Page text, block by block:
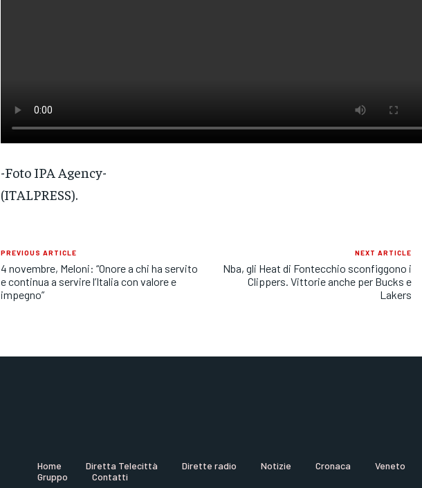
-Foto IPA Agency-
(ITALPRESS).
PREVIOUS ARTICLE
4 novembre, Meloni: “Onore a chi ha servito
e continua a servire l’Italia con valore e
impegno”
NEXT ARTICLE
Nba, gli Heat di Fontecchio sconfiggono i
Clippers. Vittorie anche per Bucks e
Lakers
Home Diretta Telecittà Dirette radio Notizie Cronaca Veneto
Gruppo
Contatti